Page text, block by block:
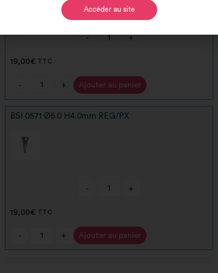
- +
19,00€ TTC
- + Ajouter au panier
Alternative:
BSI 0571 Ø5.0 H4.0mm REG/PX
- +
19,00€ TTC
- + Ajouter au panier
Alternative:
Accéder au site